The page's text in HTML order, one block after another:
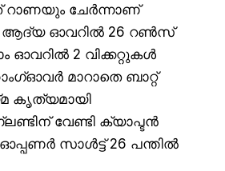
റാണയും ചേർന്നാണ്
ആദ്യ ഓവറിൽ 26 റൺസ്
ഓവറിൽ 2 വിക്കറ്റുകൾ
മാറാതെ ബാറ്റ്
കൃത്യമായി
വേണ്ടി ക്യാപ്ടൻ
സാൾട്ട് 26 പന്തിൽ